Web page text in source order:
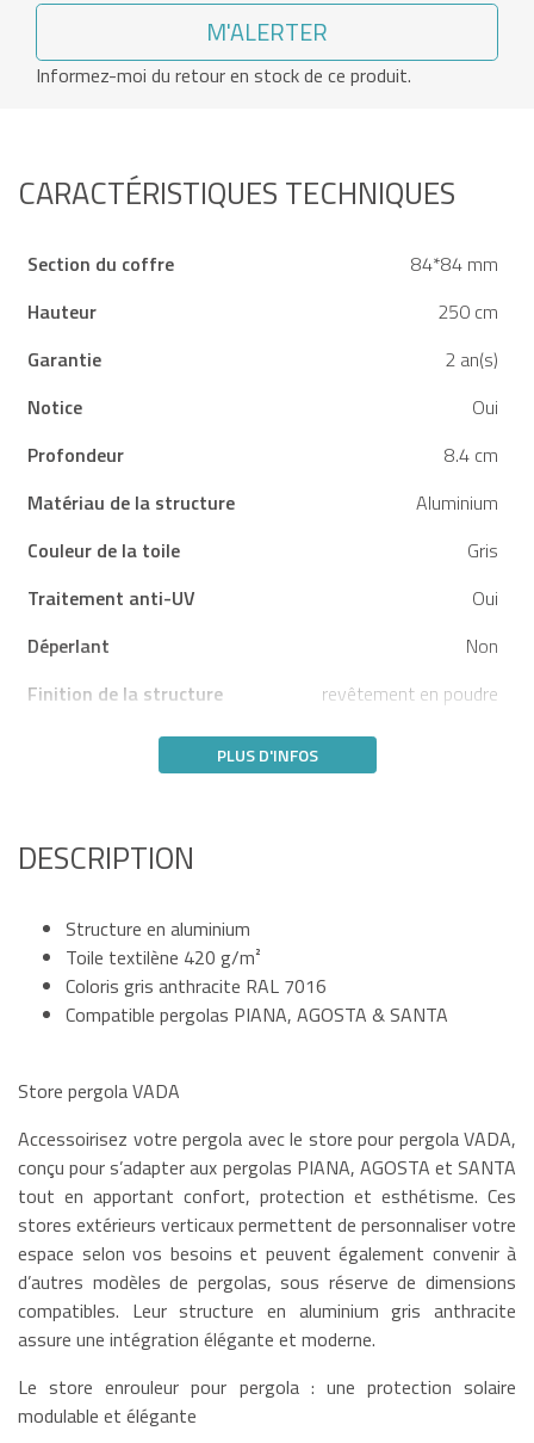
M'ALERTER
Informez-moi du retour en stock de ce produit.
CARACTÉRISTIQUES TECHNIQUES
Section du coffre
84*84 mm
Hauteur
250 cm
Garantie
2 an(s)
Notice
Oui
Profondeur
8.4 cm
Matériau de la structure
Aluminium
Couleur de la toile
Gris
Traitement anti-UV
Oui
Déperlant
Non
Finition de la structure
revêtement en poudre
PLUS D'INFOS
DESCRIPTION
Structure en aluminium
Toile textilène 420 g/m²
Coloris gris anthracite RAL 7016
Compatible pergolas PIANA, AGOSTA & SANTA
Store pergola VADA
Accessoirisez votre pergola avec le store pour pergola VADA,
conçu pour s’adapter aux pergolas PIANA, AGOSTA et SANTA
tout en apportant confort, protection et esthétisme. Ces
stores extérieurs verticaux permettent de personnaliser votre
espace selon vos besoins et peuvent également convenir à
d’autres modèles de pergolas, sous réserve de dimensions
compatibles. Leur structure en aluminium gris anthracite
assure une intégration élégante et moderne.
Le store enrouleur pour pergola : une protection solaire
modulable et élégante